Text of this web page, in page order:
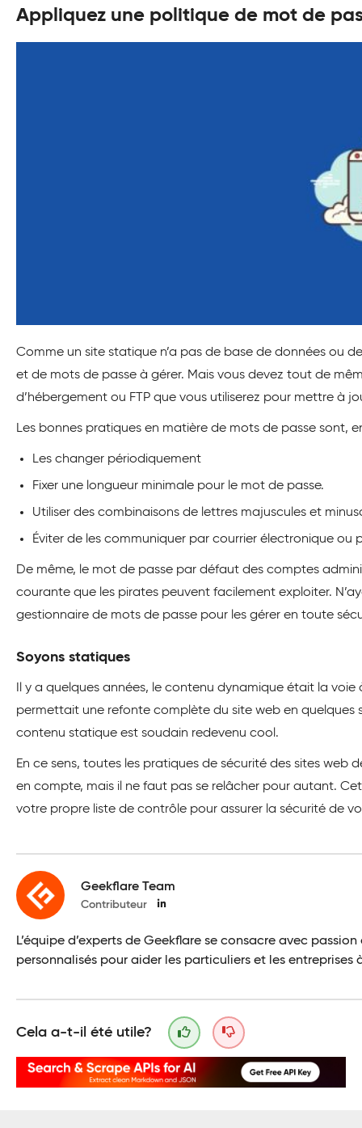
Appliquez une politique de mot de
Comme un site statique n’a pas de base de données ou
et de mots de passe à gérer. Mais vous devez tout de
d’hébergement ou FTP que vous utiliserez pour mettre à
Les bonnes pratiques en matière de mots de passe sont,
Les changer périodiquement
Fixer une longueur minimale pour le mot de passe.
Utiliser des combinaisons de lettres majuscules et
Éviter de les communiquer par courrier électronique ou
De même, le mot de passe par défaut des comptes
courante que les pirates peuvent facilement exploiter.
gestionnaire de mots de passe pour les gérer en toute
Soyons statiques
Il y a quelques années, le contenu dynamique était la
permettait une refonte complète du site web en quelques
contenu statique est soudain redevenu cool.
En ce sens, toutes les pratiques de sécurité des sites web
en compte, mais il ne faut pas se relâcher pour autant.
votre propre liste de contrôle pour assurer la sécurité de
Geekflare Team
Contributeur
L’équipe d’experts de Geekflare se consacre avec
personnalisés pour aider les particuliers et les entreprises
Cela a-t-il été utile?